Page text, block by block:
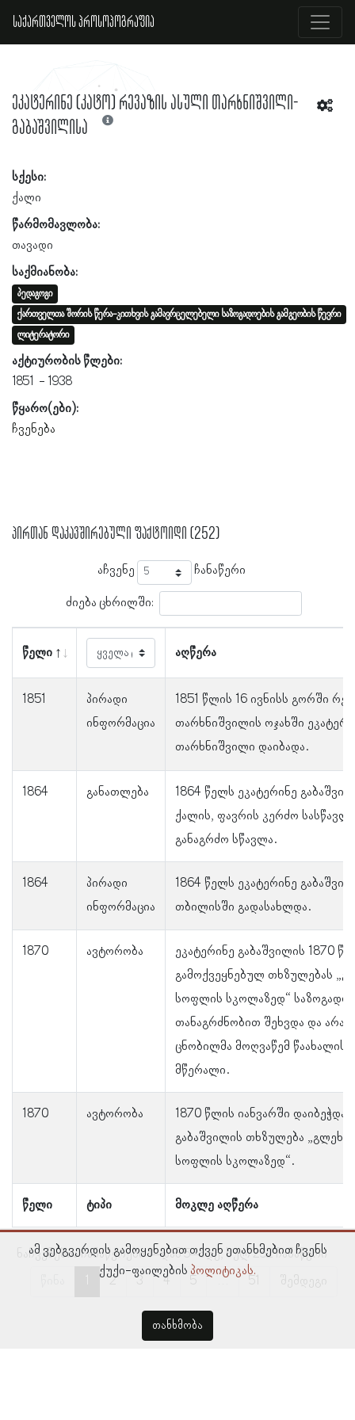
საქართველოს პროსოპოგრაფია
ეკატერინე (კატო) რევაზის ასული თარხნიშვილი-
გაბაშვილისა
სქესი:
ქალი
წარმომავლობა:
თავადი
საქმიანობა:
პედაგოგი
ქართველთა შორის წერა-კითხვის გამავრცელებელი საზოგადოების გამგეობის წევრი
ლიტერატორი
აქტიურობის წლები:
1851
1938
წყარო(ები):
ჩვენება
პირთან დაკავშირებული ფაქტოიდი (252)
აჩვენე ჩანაწერი
ძიება ცხრილში:
წელი აღწერა
წელი ტიპი მოკლე აღწერა
1851
პირადი
ინფორმაცია
1851 წლის 16 ივნისს გორში
თარხნიშვილის ოჯახში
თარხნიშვილი დაიბადა.
1864 განათლება
1864 წელს ეკატერინე
ქალის, ფავრის კერძო
განაგრძო სწავლა.
1864
პირადი
ინფორმაცია
1864 წელს ეკატერინე
თბილისში გადასახლდა.
1870 ავტორობა
ეკატერინე გაბაშვილის 1870
გამოქვეყნებულ თხზულებას
სოფლის სკოლაზედ“
თანაგრძნობით შეხვდა და
ცნობილმა მოღვაწემ წაახალისა
მწერალი.
1870 ავტორობა
1870 წლის იანვარში დაიბეჭდა
გაბაშვილის თხზულება
სოფლის სკოლაზედ“.
ნაჩვენებია ჩანაწერები 1–დან 5–მდე, სულ 252 ჩანაწერი
2 3 4 …
ამ ვებგვერდის გამოყენებით თქვენ ეთანხმებით ჩვენს
ქუქი-ფაილების პოლიტიკას.
თანხმობა